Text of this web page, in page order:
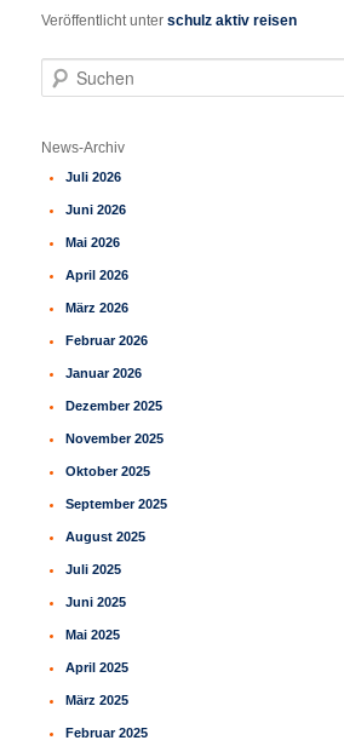
Veröffentlicht unter schulz aktiv reisen
u
h
n
News-Archiv
Juli 2026
Juni 2026
Mai 2026
April 2026
März 2026
Februar 2026
Januar 2026
Dezember 2025
November 2025
Oktober 2025
September 2025
August 2025
Juli 2025
Juni 2025
Mai 2025
April 2025
März 2025
Februar 2025